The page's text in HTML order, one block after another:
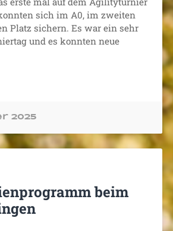
sich im A0, im zweiten
Platz sichern. Es war ein sehr
und es konnten neue
2025
beim